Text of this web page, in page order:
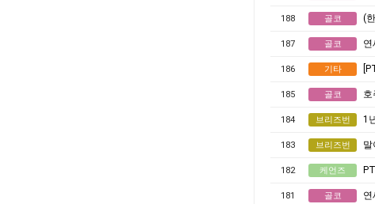
188 골코 (한
187 골코 연
186 기타
185 골코 호
184 브리즈번 1
183 브리즈번 말
182 케언즈
181 골코 연